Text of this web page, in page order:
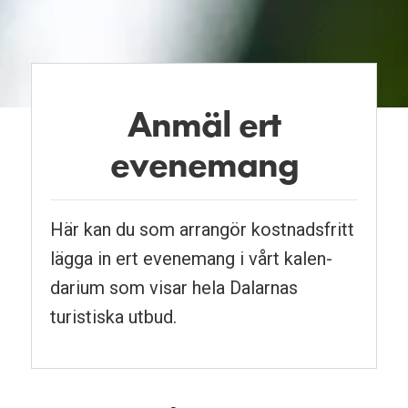
Anmäl ert
evenemang
Här kan du som arrangör kostnads­fritt
lägga in ert evenemang i vårt kalen­
darium som visar hela Dalarnas
turistiska utbud.